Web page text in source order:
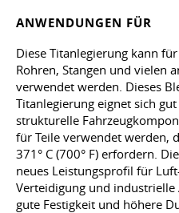
ANWENDUNGEN FÜR
Diese Titanlegierung kann
Rohren, Stangen und vielen
verwendet werden. Dieses
Titanlegierung eignet sich
strukturelle
für Teile verwendet werden,
371° C (700° F) erfordern.
neues Leistungsprofil für
Verteidigung und industrielle
gute Festigkeit und höhere